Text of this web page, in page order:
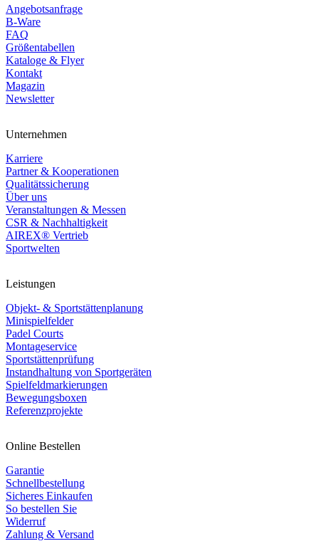
Angebotsanfrage
B-Ware
FAQ
Größentabellen
Kataloge & Flyer
Kontakt
Magazin
Newsletter
Unternehmen
Karriere
Partner & Kooperationen
Qualitätssicherung
Über uns
Veranstaltungen & Messen
CSR & Nachhaltigkeit
AIREX® Vertrieb
Sportwelten
Leistungen
Objekt- & Sportstättenplanung
Minispielfelder
Padel Courts
Montageservice
Sportstättenprüfung
Instandhaltung von Sportgeräten
Spielfeldmarkierungen
Bewegungsboxen
Referenzprojekte
Online Bestellen
Garantie
Schnellbestellung
Sicheres Einkaufen
So bestellen Sie
Widerruf
Zahlung & Versand